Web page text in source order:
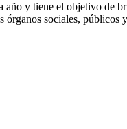
y tiene el objetivo de
sociales,